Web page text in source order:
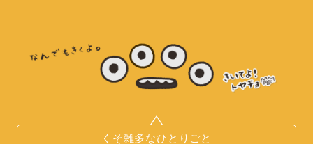
くそ雑多なひとりごと